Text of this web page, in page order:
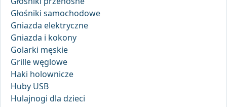
Głośniki samochodowe
Gniazda elektryczne
Gniazda i kokony
Golarki męskie
Grille węglowe
Haki holownicze
Huby USB
Hulajnogi dla dzieci